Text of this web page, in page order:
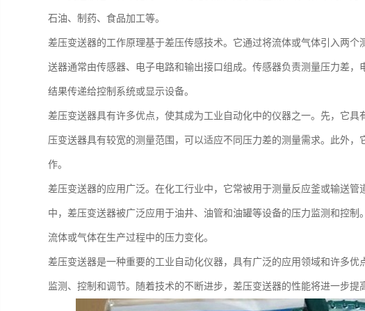
石油、制药、食品加工等。
差压变送器的工作原理基于差压传感技术。它通过将流体或气体引入两
送器通常由传感器、电子电路和输出接口组成。传感器负责测量压力差
结果传递给控制系统或显示设备。
差压变送器具有许多优点，使其成为工业自动化中的仪器之一。先，它
压变送器具有较宽的测量范围，可以适应不同压力差的测量需求。此外
作。
差压变送器的应用广泛。在化工行业中，它常被用于测量反应釜或输送
中，差压变送器被广泛应用于油井、油管和油罐等设备的压力监测和控
流体或气体在生产过程中的压力变化。
差压变送器是一种重要的工业自动化仪器，具有广泛的应用领域和许多
监测、控制和调节。随着技术的不断进步，差压变送器的性能将进一步提